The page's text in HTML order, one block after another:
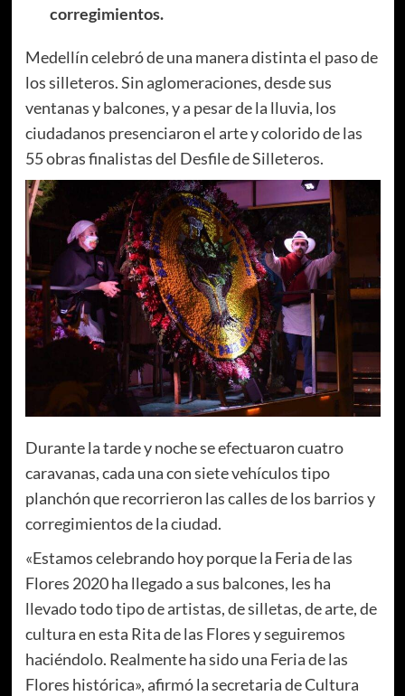
corregimientos.
Medellín celebró de una manera distinta el paso de
los silleteros. Sin aglomeraciones, desde sus
ventanas y balcones, y a pesar de la lluvia, los
ciudadanos presenciaron el arte y colorido de las
55 obras finalistas del Desfile de Silleteros.
Durante la tarde y noche se efectuaron cuatro
caravanas, cada una con siete vehículos tipo
planchón que recorrieron las calles de los barrios y
corregimientos de la ciudad.
«Estamos celebrando hoy porque la Feria de las
Flores 2020 ha llegado a sus balcones, les ha
llevado todo tipo de artistas, de silletas, de arte, de
cultura en esta Rita de las Flores y seguiremos
haciéndolo. Realmente ha sido una Feria de las
Flores histórica», afirmó la secretaria de Cultura